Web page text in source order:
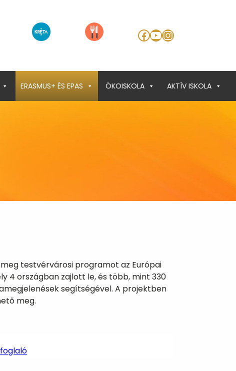
Facebook
YouTube
Instagram
ERASMUS+ ÉS EPAS ÖKOISKOLA AKTÍV ISKOLA
testvérvárosi programot az Európai
4 országban zajlott le, és több, mint 330
segítségével. A projektben
meg.